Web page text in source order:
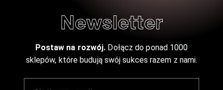
Newsletter
Postaw na rozwój. Dołącz do ponad 1000
sklepów, które budują swój sukces razem z nami.